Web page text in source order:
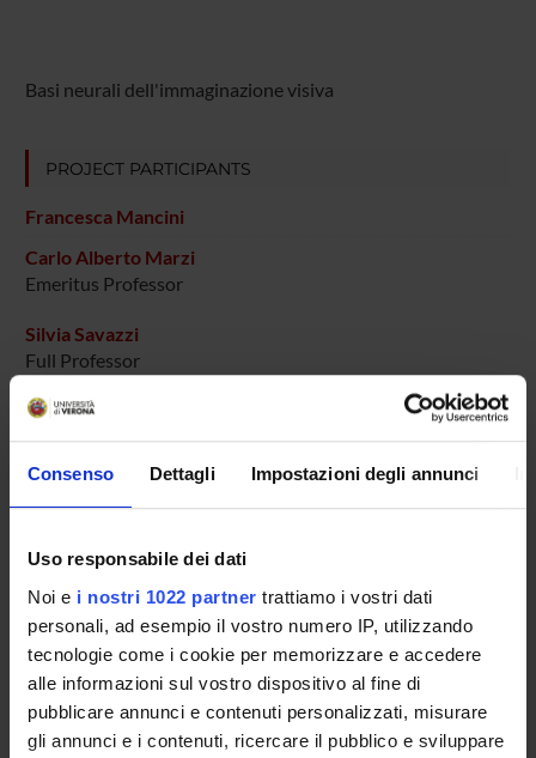
Consenso Dettagli Impostazioni degli annunci
Uso responsabile dei dati
Noi e i nostri 1022 partner trattiamo i vostri dati
personali, ad esempio il vostro numero IP, utilizzando
tecnologie come i cookie per memorizzare e accedere
alle informazioni sul vostro dispositivo al fine di
pubblicare annunci e contenuti personalizzati, misurare
gli annunci e i contenuti, ricercare il pubblico e sviluppare
Basi neurali dell'immaginazione visiva
PROJECT PARTICIPANTS
Francesca Mancini
Carlo Alberto Marzi
Emeritus Professor
Silvia Savazzi
Full Professor
COLLABORATORI ESTERNI
Alfonso Caramazza
Università di Trento a Rovereto
Brad Mahon
Università di Trento a Rovereto